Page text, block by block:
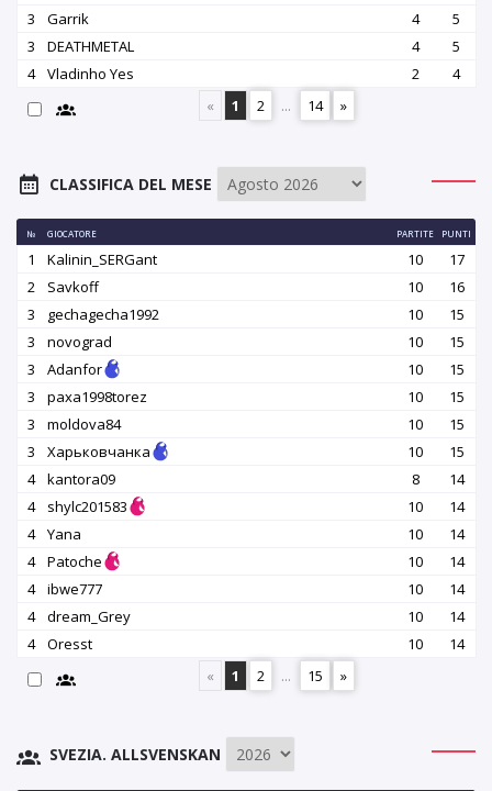
3
Garrik 4
5
3
DEATHMETAL 4
5
4
Vladinho Yes 2
4
«
1 2 ... 14 »
CLASSIFICA DEL MESE
№ GIOCATORE PARTITE PUNTI
1 Kalinin_SERGant 10
17
2
Savkoff 10
16
3
gechagecha1992 10
15
3
novograd 10
15
3
Adanfor 10
15
3
paxa1998torez 10
15
3
moldova84 10
15
3
Харьковчанка 10
15
4
kantora09 8
14
4
shylc201583 10
14
4
Yana 10
14
4
Patoche 10
14
4
ibwe777 10
14
4
dream_Grey 10
14
4
Oresst 10
14
«
1 2 ... 15 »
SVEZIA. ALLSVENSKAN